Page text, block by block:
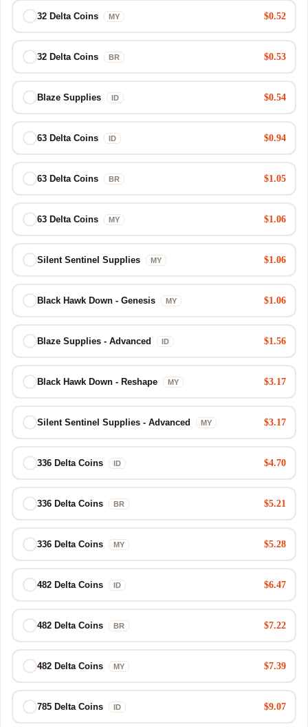
32 Delta Coins MY $0.52
32 Delta Coins BR $0.53
Blaze Supplies ID $0.54
63 Delta Coins ID $0.94
63 Delta Coins BR $1.05
63 Delta Coins MY $1.06
Silent Sentinel Supplies MY $1.06
Black Hawk Down - Genesis MY $1.06
Blaze Supplies - Advanced ID $1.56
Black Hawk Down - Reshape MY $3.17
Silent Sentinel Supplies - Advanced MY $3.17
336 Delta Coins ID $4.70
336 Delta Coins BR $5.21
336 Delta Coins MY $5.28
482 Delta Coins ID $6.47
482 Delta Coins BR $7.22
482 Delta Coins MY $7.39
785 Delta Coins ID $9.07